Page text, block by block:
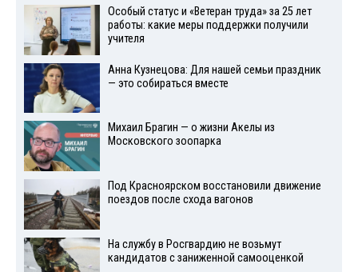
Особый статус и «Ветеран труда» за 25 лет
работы: какие меры поддержки получили
учителя
Анна Кузнецова: Для нашей семьи праздник
— это собираться вместе
Михаил Брагин — о жизни Акелы из
Московского зоопарка
Под Красноярском восстановили движение
поездов после схода вагонов
На службу в Росгвардию не возьмут
кандидатов с заниженной самооценкой